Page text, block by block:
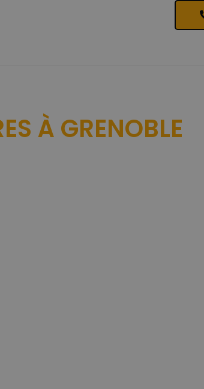
À GRENOBLE